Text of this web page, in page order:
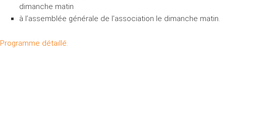
dimanche matin
à l’assemblée générale de l’association le dimanche matin.
Programme détaillé.